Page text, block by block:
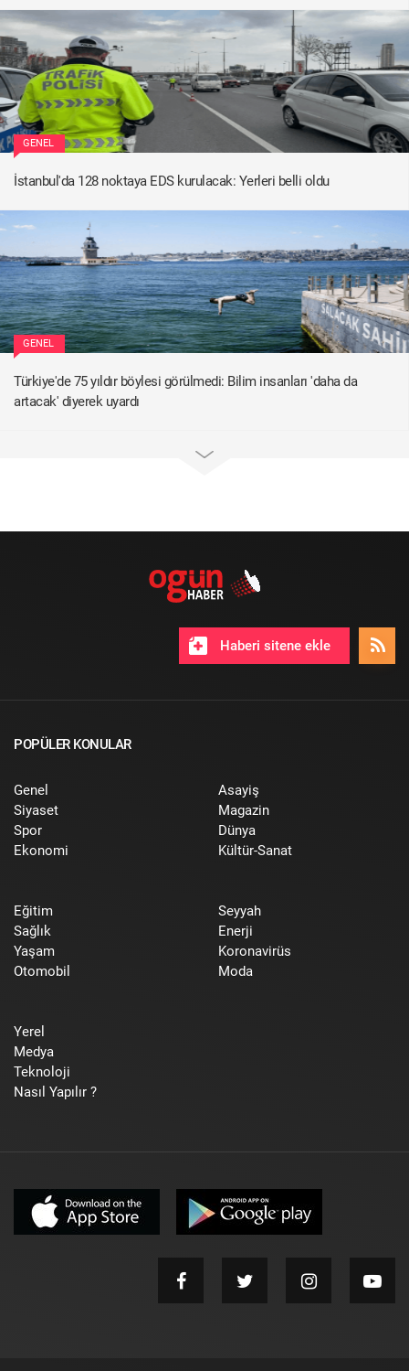
GENEL
İstanbul'da 128 noktaya EDS kurulacak: Yerleri belli oldu
GENEL
Türkiye'de 75 yıldır böylesi görülmedi: Bilim insanları 'daha da
artacak' diyerek uyardı
Haberi sitene ekle
POPÜLER KONULAR
Genel
Siyaset
Spor
Ekonomi
Asayiş
Magazin
Dünya
Kültür-Sanat
Eğitim
Sağlık
Yaşam
Otomobil
Seyyah
Enerji
Koronavirüs
Moda
Yerel
Medya
Teknoloji
Nasıl Yapılır ?